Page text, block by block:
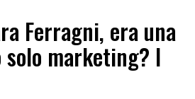
Ferragni, era una
marketing? I